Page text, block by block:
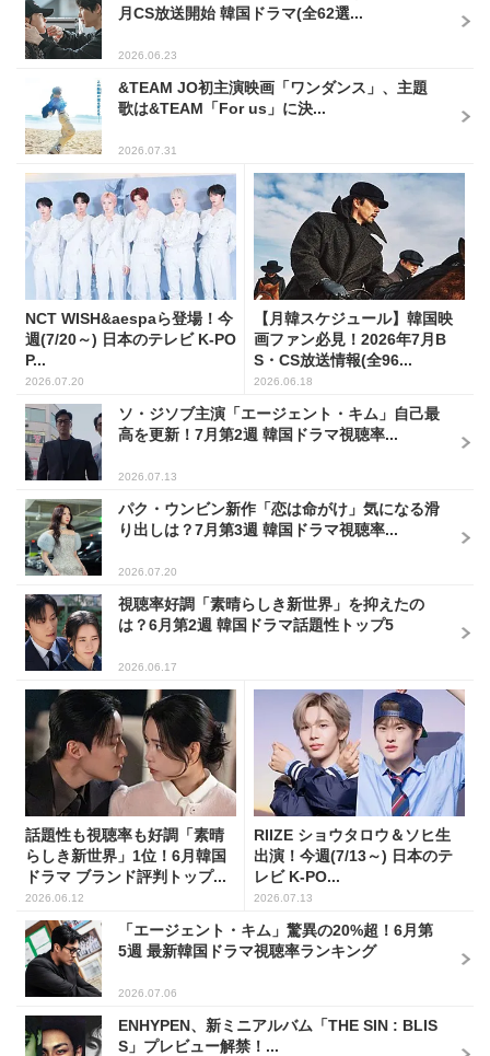
月CS放送開始 韓国ドラマ(全62選...
2026.06.23
&TEAM JO初主演映画「ワンダンス」、主題
歌は&TEAM「For us」に決...
2026.07.31
NCT WISH&aespaら登場！今
週(7/20～) 日本のテレビ K-PO
P...
2026.07.20
【月韓スケジュール】韓国映
画ファン必見！2026年7月B
S・CS放送情報(全96...
2026.06.18
ソ・ジソブ主演「エージェント・キム」自己最
高を更新！7月第2週 韓国ドラマ視聴率...
2026.07.13
パク・ウンビン新作「恋は命がけ」気になる滑
り出しは？7月第3週 韓国ドラマ視聴率...
2026.07.20
視聴率好調「素晴らしき新世界」を抑えたの
は？6月第2週 韓国ドラマ話題性トップ5
2026.06.17
話題性も視聴率も好調「素晴
らしき新世界」1位！6月韓国
ドラマ ブランド評判トップ...
2026.06.12
RIIZE ショウタロウ＆ソヒ生
出演！今週(7/13～) 日本のテ
レビ K-PO...
2026.07.13
「エージェント・キム」驚異の20%超！6月第
5週 最新韓国ドラマ視聴率ランキング
2026.07.06
ENHYPEN、新ミニアルバム「THE SIN : BLIS
S」プレビュー解禁！...